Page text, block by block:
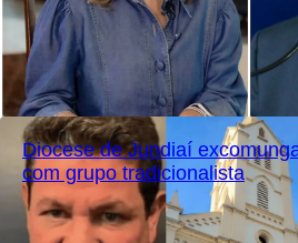
Diocese de Jundiaí
com grupo tradicionalista